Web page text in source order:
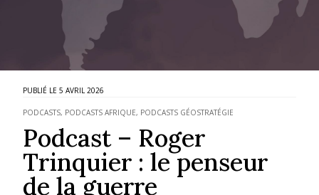
5 AVRIL 2026
PODCASTS, PODCASTS AFRIQUE, PODCASTS GÉOSTRATÉGIE
Podcast – Roger
Trinquier : le penseur
de la guerre